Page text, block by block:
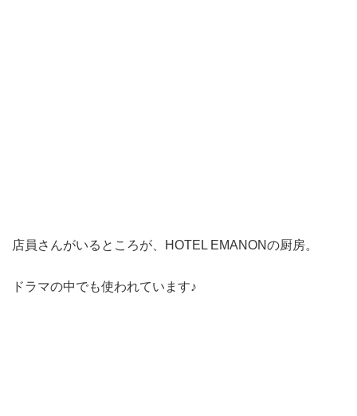
店員さんがいるところが、 HOTEL EMANONの厨房。
ドラマの中でも使われています♪